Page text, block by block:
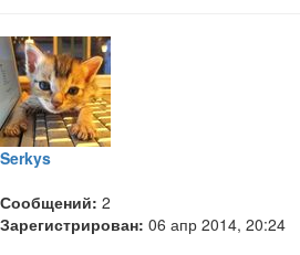
Serkys
Сообщений: 2
Зарегистрирован: 06 апр 2014, 20:24